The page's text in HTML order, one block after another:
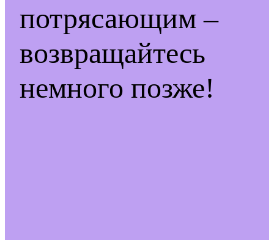
потрясающим –
возвращайтесь
немного позже!